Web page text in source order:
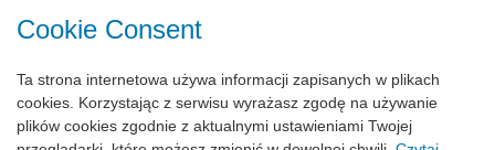
Nawigacja
po
1 2 … 4 Następny
Cookie Consent
Ta strona internetowa używa informacji zapisanych w plikach
cookies. Korzystając z serwisu wyrażasz zgodę na używanie
plików cookies zgodnie z aktualnymi ustawieniami Twojej